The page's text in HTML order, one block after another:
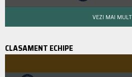
VEZI MAI MULT
CLASAMENT ECHIPE